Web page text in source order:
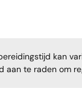
kan
aan te raden om